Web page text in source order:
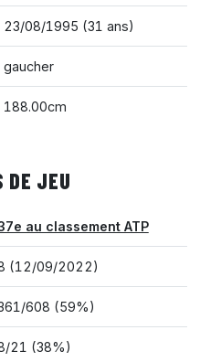
23/08/1995 (31 ans)
gaucher
188.00cm
DE JEU
au classement ATP
(12/09/2022)
608 (59%)
21 (38%)